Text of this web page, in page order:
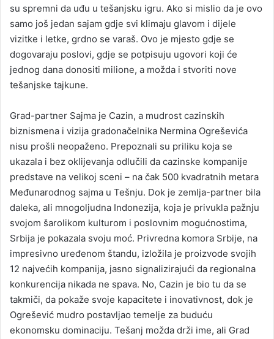
su spremni da uđu u tešanjsku igru. Ako si mislio da je ovo
samo još jedan sajam gdje svi klimaju glavom i dijele
vizitke i letke, grdno se varaš. Ovo je mjesto gdje se
dogovaraju poslovi, gdje se potpisuju ugovori koji će
jednog dana donositi milione, a možda i stvoriti nove
tešanjske tajkune.
Grad-partner Sajma je Cazin, a mudrost cazinskih
biznismena i vizija gradonačelnika Nermina Ogreševića
nisu prošli neopaženo. Prepoznali su priliku koja se
ukazala i bez oklijevanja odlučili da cazinske kompanije
predstave na velikoj sceni – na čak 500 kvadratnih metara
Međunarodnog sajma u Tešnju. Dok je zemlja-partner bila
daleka, ali mnogoljudna Indonezija, koja je privukla pažnju
svojom šarolikom kulturom i poslovnim mogućnostima,
Srbija je pokazala svoju moć. Privredna komora Srbije, na
impresivno uređenom štandu, izložila je proizvode svojih
12 najvećih kompanija, jasno signalizirajući da regionalna
konkurencija nikada ne spava. No, Cazin je bio tu da se
takmiči, da pokaže svoje kapacitete i inovativnost, dok je
Ogrešević mudro postavljao temelje za buduću
ekonomsku dominaciju. Tešanj možda drži ime, ali Grad